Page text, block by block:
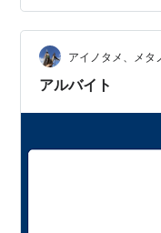
なりました 現場と
った 自分一人で解
責任者である自身の
る責任は同…
アイノタメ、メタ
アルバイト